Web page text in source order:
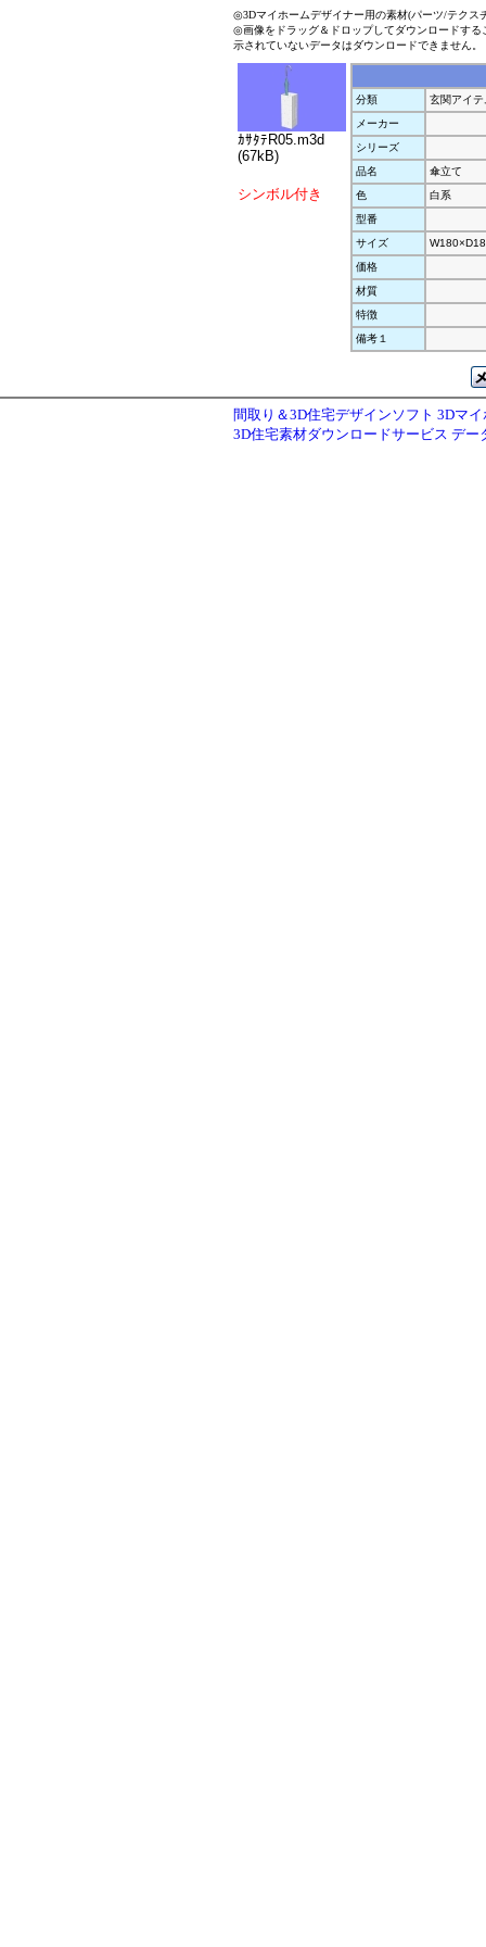
◎3Dマイホームデザイナー用の素材(パーツ/テクス
◎画像をドラッグ＆ドロップしてダウンロードす
示されていないデータはダウンロードできません。
ｶｻﾀﾃR05.m3d
(67kB)
シンボル付き
分類
玄関アイテ
メーカー
シリーズ
品名
傘立て
色
白系
型番
サイズ
価格
材質
特徴
備考１
間取り＆3D住宅デザインソフト 3Dマ
3D住宅素材ダウンロードサービス デー